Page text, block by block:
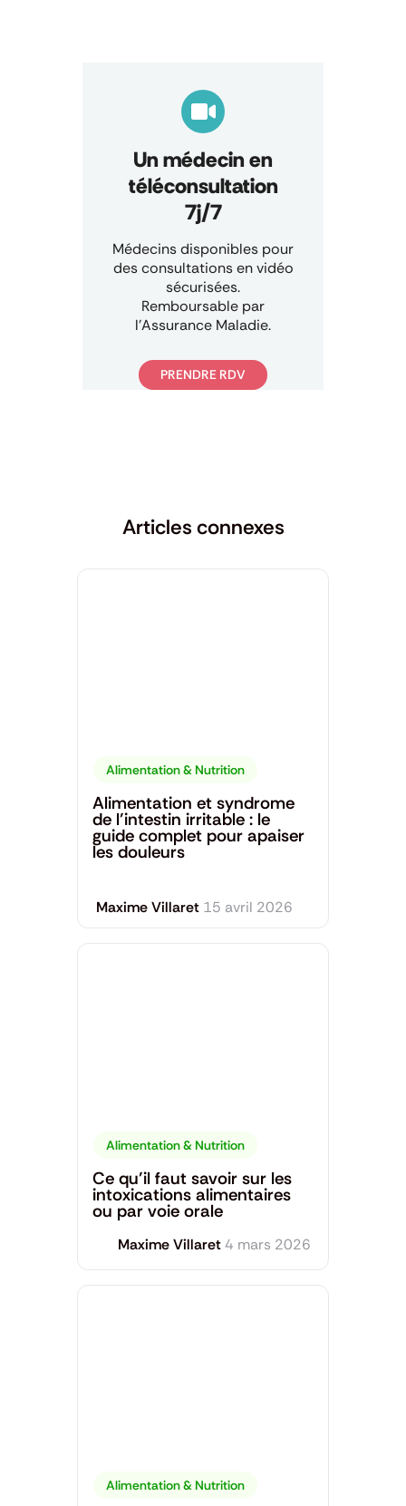
Un médecin en
téléconsultation
7j/7
Médecins disponibles pour
des consultations en vidéo
sécurisées.
Remboursable par
l’Assurance Maladie.
PRENDRE RDV
Articles connexes
Alimentation & Nutrition
Alimentation et syndrome
de l’intestin irritable : le
guide complet pour apaiser
les douleurs
Maxime Villaret 15 avril 2026
Alimentation & Nutrition
Ce qu’il faut savoir sur les
intoxications alimentaires
ou par voie orale
Maxime Villaret 4 mars 2026
Alimentation & Nutrition